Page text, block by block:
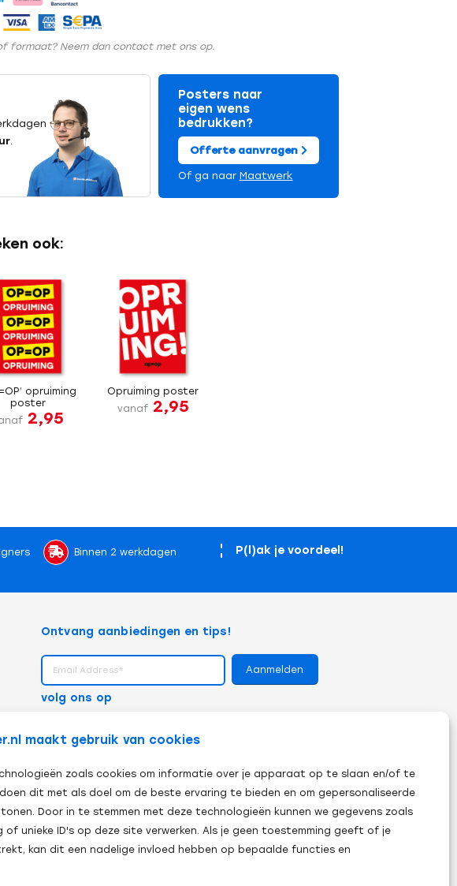
maakt gebruik van cookies
zoals cookies om informatie over je apparaat op te slaan en/of te
dit met als doel om de beste ervaring te bieden en om gepersonaliseerde
Door in te stemmen met deze technologieën kunnen we gegevens zoals
of unieke ID's op deze site verwerken. Als je geen toestemming geeft of je
kan dit een nadelige invloed hebben op bepaalde functies en
formaat? Neem dan contact met ons op.
.
Posters naar
eigen wens
bedrukken?
Offerte aanvragen
Of ga naar Maatwerk
ook:
opruiming
poster
2,95
Opruiming poster
vanaf 2,95
Binnen 2 werkdagen
P(l)ak je voordeel!
Ontvang aanbiedingen en tips!
volg ons op